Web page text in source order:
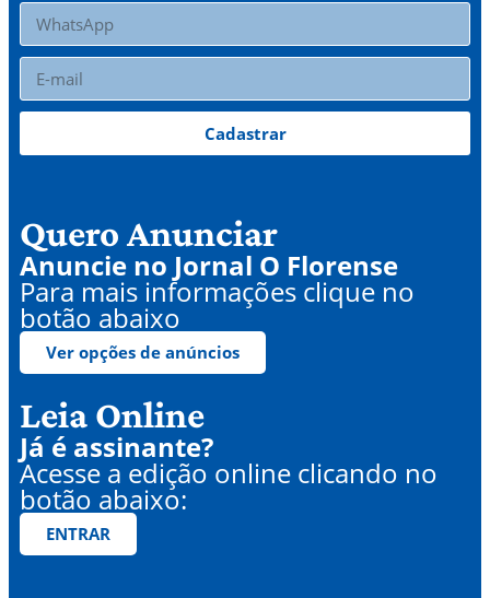
Cadastrar
Quero Anunciar
Anuncie no Jornal O Florense
Para mais informações clique no
botão abaixo
Ver opções de anúncios
Leia Online
Já é assinante?
Acesse a edição online clicando no
botão abaixo:
ENTRAR